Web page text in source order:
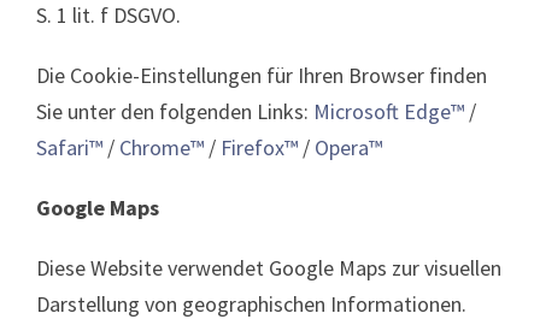
S. 1 lit. f DSGVO.
Die Cookie-Einstellungen für Ihren Browser finden
Sie unter den folgenden Links: Microsoft Edge™ /
Safari™ / Chrome™ / Firefox™ / Opera™
Google Maps
Diese Website verwendet Google Maps zur visuellen
Darstellung von geographischen Informationen.